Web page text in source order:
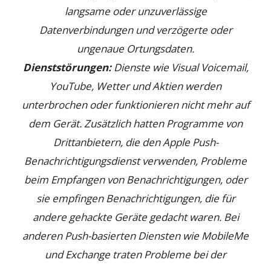
langsame oder unzuverlässige
Datenverbindungen und verzögerte oder
ungenaue Ortungsdaten.
Dienststörungen: Dienste wie Visual Voicemail,
YouTube, Wetter und Aktien werden
unterbrochen oder funktionieren nicht mehr auf
dem Gerät. Zusätzlich hatten Programme von
Drittanbietern, die den Apple Push-
Benachrichtigungsdienst verwenden, Probleme
beim Empfangen von Benachrichtigungen, oder
sie empfingen Benachrichtigungen, die für
andere gehackte Geräte gedacht waren. Bei
anderen Push-basierten Diensten wie MobileMe
und Exchange traten Probleme bei der